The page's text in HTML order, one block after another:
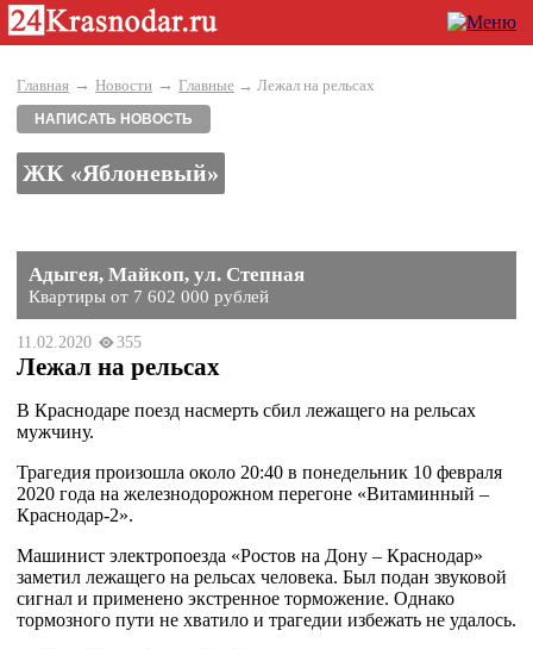
Главная → Новости → Главные → Лежал на рельсах
НАПИСАТЬ НОВОСТЬ
ЖК «Яблоневый»
Адыгея, Майкоп, ул. Степная
Квартиры от 7 602 000 рублей
11.02.2020 355
Лежал на рельсах
В Краснодаре поезд насмерть сбил лежащего на рельсах
мужчину.
Трагедия произошла около 20:40 в понедельник 10 февраля
2020 года на железнодорожном перегоне «Витаминный –
Краснодар-2».
Машинист электропоезда «Ростов на Дону – Краснодар»
заметил лежащего на рельсах человека. Был подан звуковой
сигнал и применено экстренное торможение. Однако
тормозного пути не хватило и трагедии избежать не удалось.